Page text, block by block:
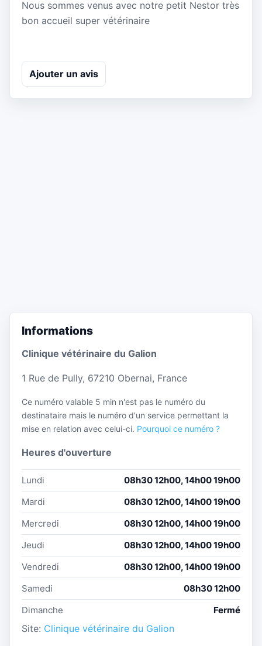
Nous sommes venus avec notre petit Nestor très
bon accueil super vétérinaire
Ajouter un avis
Informations
Clinique vétérinaire du Galion
1 Rue de Pully, 67210 Obernai, France
Ce numéro valable 5 min n'est pas le numéro du
destinataire mais le numéro d'un service permettant la
mise en relation avec celui-ci. Pourquoi ce numéro ?
Heures d'ouverture
Lundi
08h30 12h00, 14h00 19h00
Mardi
08h30 12h00, 14h00 19h00
Mercredi
08h30 12h00, 14h00 19h00
Jeudi
08h30 12h00, 14h00 19h00
Vendredi
08h30 12h00, 14h00 19h00
Samedi
08h30 12h00
Dimanche
Fermé
Site: Clinique vétérinaire du Galion